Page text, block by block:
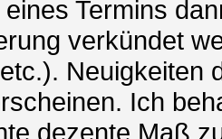
Termins
verkündet
Neuigkeiten
Ich
dezente Maß